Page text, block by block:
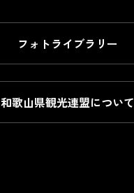
フォトライブラリー
和歌山県観光連盟について